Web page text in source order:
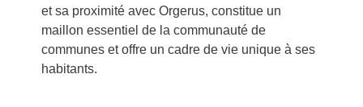
et sa proximité avec Orgerus, constitue un
maillon essentiel de la communauté de
communes et offre un cadre de vie unique à ses
habitants.